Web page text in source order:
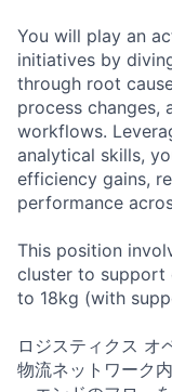
You will play an
initiatives by
through root
process
workflows.
analytical skills,
efficiency gains,
performance
This position
cluster to support
to 18kg (with
ロジスティクス オ
物流ネットワーク